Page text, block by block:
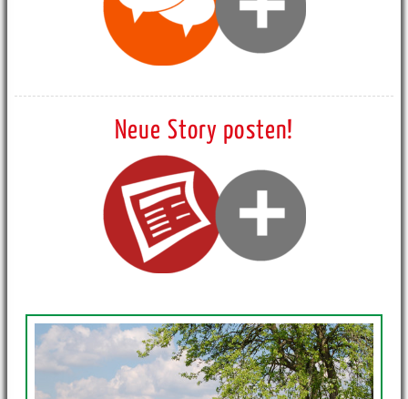
Neue Story posten!